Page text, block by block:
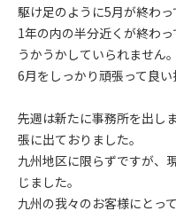
駆け足のように5月が終わっ
1年の内の半分近くが終わ
うかうかしていられません。
6月をしっかり頑張って良い
先週は新たに事務所を出し
張に出ておりました。
九州地区に限らずですが、
じました。
九州の我々のお客様にとっ